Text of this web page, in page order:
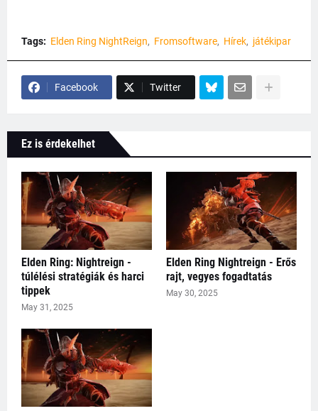
Tags: Elden Ring NightReign Fromsoftware Hírek játékipar
Facebook Twitter
Ez is érdekelhet
Elden Ring: Nightreign -
túlélési stratégiák és harci
tippek
May 31, 2025
Elden Ring Nightreign - Erős
rajt, vegyes fogadtatás
May 30, 2025